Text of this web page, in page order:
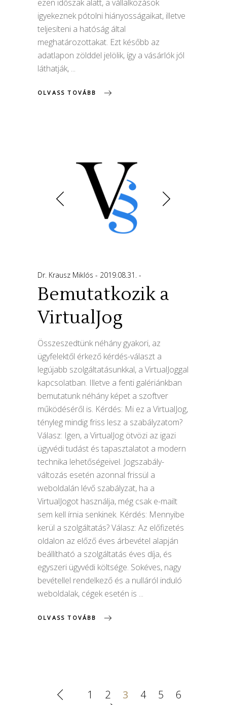
ezen időszak alatt, a vállalkozások
igyekeznek pótolni hiányosságaikat, illetve
teljesíteni a hatóság által
meghatározottakat. Ezt később az
adatlapon zölddel jelölik, így a vásárlók jól
láthatják,
OLVASS TOVÁBB
Dr. Krausz Miklós 2019.08.31.
Bemutatkozik a
VirtualJog
Összeszedtünk néhány gyakori, az
ügyfelektől érkező kérdés-választ a
legújabb szolgáltatásunkkal, a VirtualJoggal
kapcsolatban. Illetve a fenti galériánkban
bemutatunk néhány képet a szoftver
működéséről is. Kérdés: Mi ez a VirtualJog,
tényleg mindig friss lesz a szabályzatom?
Válasz: Igen, a VirtualJog ötvözi az igazi
ügyvédi tudást és tapasztalatot a modern
technika lehetőségeivel. Jogszabály-
változás esetén azonnal frissül a
weboldalán lévő szabályzat, ha a
VirtualJogot használja, még csak e-mailt
sem kell írnia senkinek. Kérdés: Mennyibe
kerül a szolgáltatás? Válasz: Az előfizetés
oldalon az előző éves árbevétel alapján
beállítható a szolgáltatás éves díja, és
egyszeri ügyvédi költsége. Sokéves, nagy
bevétellel rendelkező és a nulláról induló
weboldalak, cégek esetén is
OLVASS TOVÁBB
1 2 3 4 5 6